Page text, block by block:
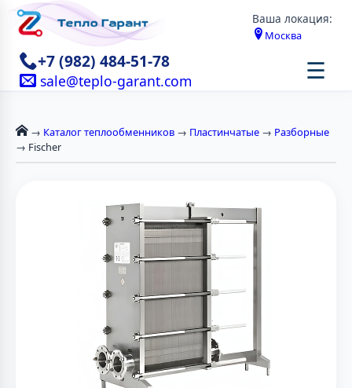
Ваша локация:
Москва
+7 (982) 484-51-78
sale@teplo-garant.com ☰
→ Каталог теплообменников → Пластинчатые → Разборные
→ Fischer